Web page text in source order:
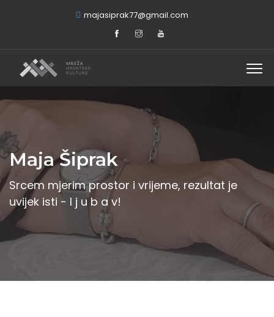
majasiprak77@gmail.com
Maja Šiprak
Srcem mjerim prostor i vrijeme, rezultat je
uvijek isti - l j u b a v!